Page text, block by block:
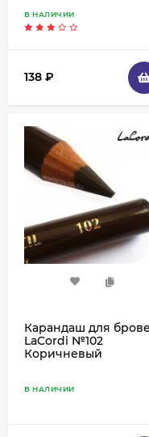
В НАЛИЧИИ
138 ₽
Карандаш для
LaCordi №102
Коричневый
В НАЛИЧИИ